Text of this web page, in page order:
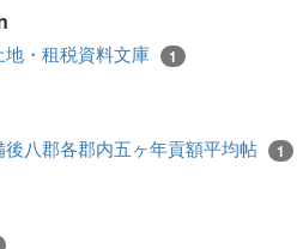
・租税資料文庫 1
八郡各郡内五ヶ年貢額平均帖 1